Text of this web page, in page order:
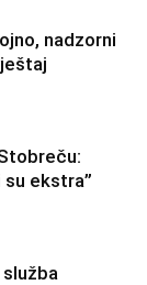
nadzorni
su ekstra”